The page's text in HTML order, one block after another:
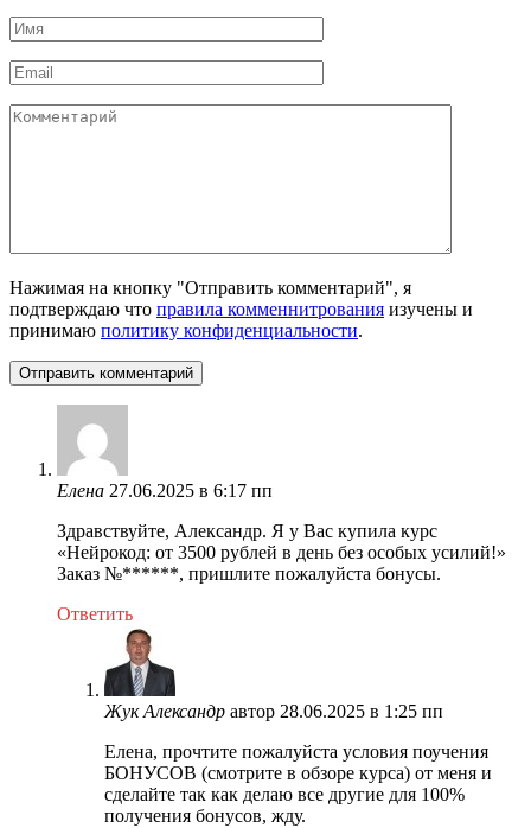
Имя
*
Email
*
Комментарий
Нажимая на кнопку "Отправить комментарий", я
подтверждаю что правила комменнитрования изучены и
принимаю политику конфиденциальности.
Елена 27.06.2025 в 6:17 пп
Здравствуйте, Александр. Я у Вас купила курс
«Нейрокод: от 3500 рублей в день без особых усилий!»
Заказ №******, пришлите пожалуйста бонусы.
Ответить
Жук Александр автор 28.06.2025 в 1:25 пп
Елена, прочтите пожалуйста условия поучения
БОНУСОВ (смотрите в обзоре курса) от меня и
сделайте так как делаю все другие для 100%
получения бонусов, жду.